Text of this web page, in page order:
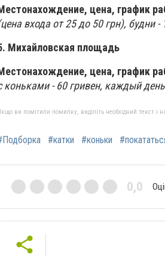
цена, график
входа от 25 до 50 грн), будни
Михайловская площадь
цена, график
коньками - 60 гривен, каждый
ви помітили помилку, виділіть необхідний текст і
#катки #коньки
0,0